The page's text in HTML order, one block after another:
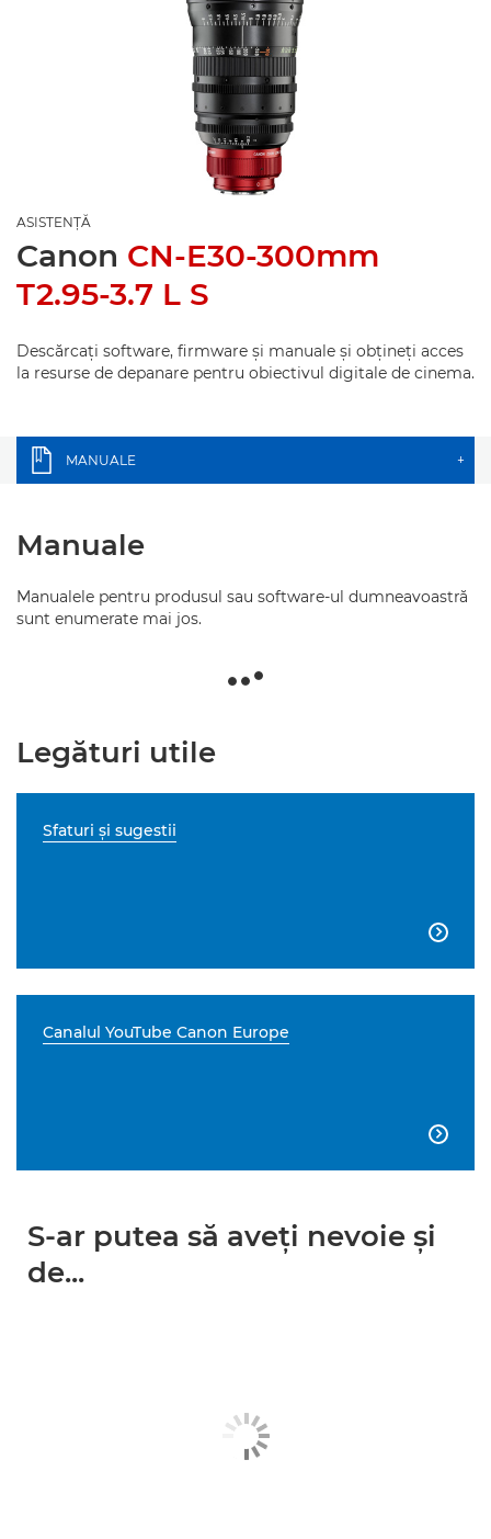
ASISTENŢĂ
Canon CN-E30-300mm
T2.95-3.7 L S
Descărcaţi software, firmware şi manuale şi obţineţi acces
la resurse de depanare pentru obiectivul digitale de cinema.
MANUALE +
Manuale
Manualele pentru produsul sau software-ul dumneavoastră
sunt enumerate mai jos.
Legături utile
Sfaturi şi sugestii

Canalul YouTube Canon Europe

S-ar putea să aveţi nevoie şi
de...